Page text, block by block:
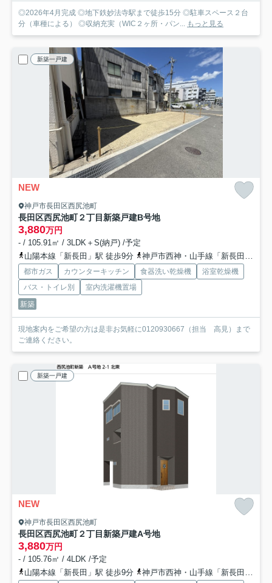
◎2026年4月完成 ◎地下鉄妙法寺駅まで徒歩15分 ◎駐車スペース２台
分（車種による） ◎収納充実（WIC２ヶ所・パン...
もっと見る
新築一戸建
NEW
神戸市長田区西尻池町
長田区西尻池町２丁目新築戸建B号地
3,880万円
- / 105.91㎡ / 3LDK＋S(納戸) /予定
山陽本線「新長田」駅 徒歩9分
神戸市西神・山手線「新長田」駅 徒歩10分
都市ガス カウンターキッチン 食器洗い乾燥機
浴室乾燥機
バス・トイレ別
室内洗濯機置場
新築
現地案内をご希望の方は是非お気軽に0120930667（担当 高見）まで
ご連絡ください。
新築一戸建
NEW
神戸市長田区西尻池町
長田区西尻池町２丁目新築戸建A号地
3,880万円
- / 105.76㎡ / 4LDK /予定
山陽本線「新長田」駅 徒歩9分
神戸市西神・山手線「新長田」駅 徒歩10分